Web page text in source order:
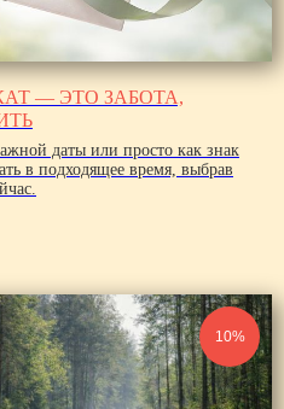
— ЭТО ЗАБОТА,
даты или просто как знак
в подходящее время, выбрав
10%